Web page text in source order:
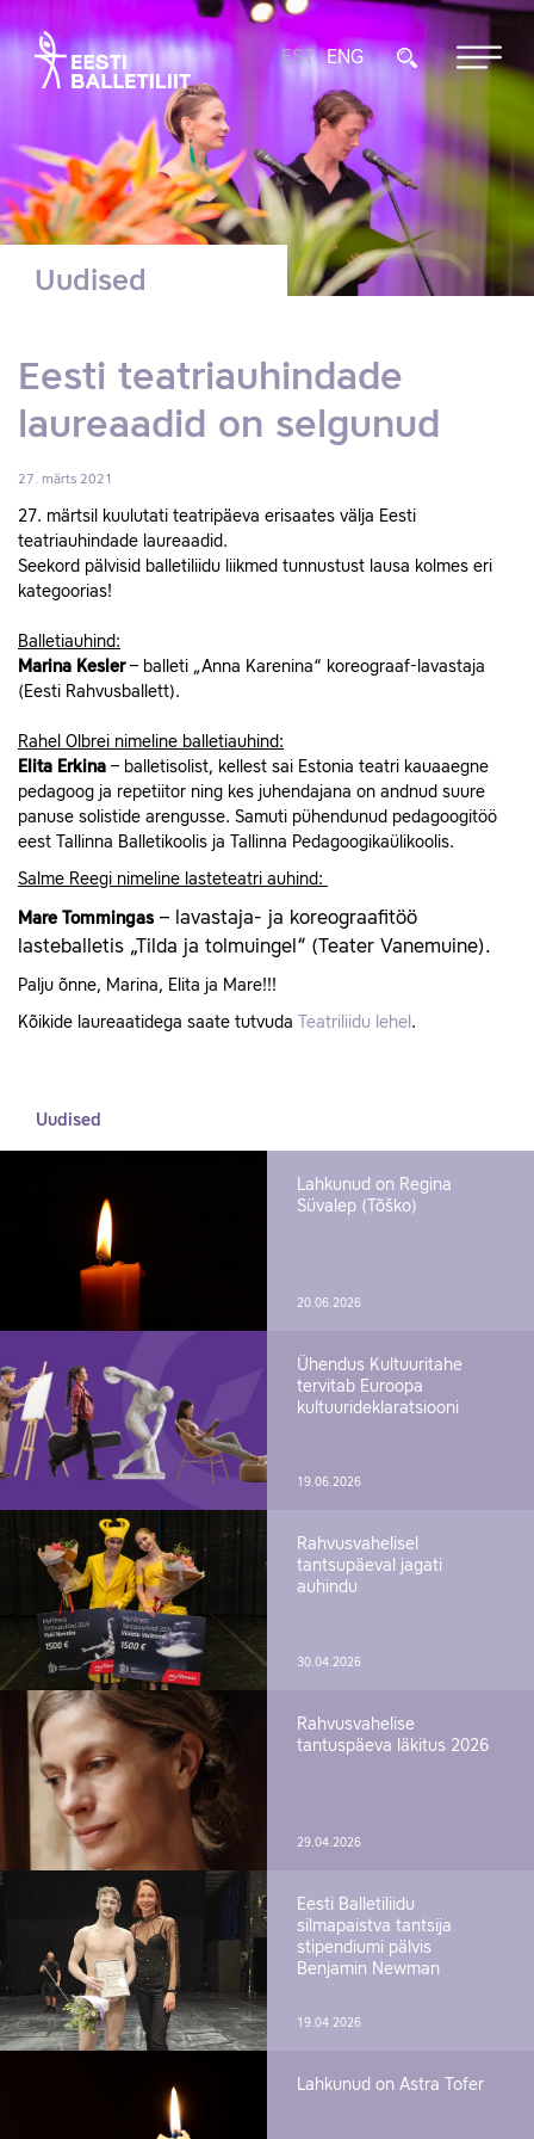
EST ENG
Uudised
Eesti teatriauhindade
laureaadid on selgunud
27. märts 2021
27. märtsil kuulutati teatripäeva erisaates välja Eesti
teatriauhindade laureaadid.
Seekord pälvisid balletiliidu liikmed tunnustust lausa kolmes eri
kategoorias!
Balletiauhind:
Marina Kesler– balleti „Anna Karenina“ koreograaf-lavastaja
(Eesti Rahvusballett).
Rahel Olbrei nimeline balletiauhind:
Elita Erkina – balletisolist, kellest sai Estonia teatri kauaaegne
pedagoog ja repetiitor ning kes juhendajana on andnud suure
panuse solistide arengusse. Samuti pühendunud pedagoogitöö
eest Tallinna Balletikoolis ja Tallinna Pedagoogikaülikoolis.
Salme Reegi nimeline lasteteatri auhind:
Mare Tommingas– lavastaja- ja koreograafitöö
lasteballetis „Tilda ja tolmuingel“ (Teater Vanemuine).
Palju õnne, Marina, Elita ja Mare!!!
Kõikide laureaatidega saate tutvuda Teatriliidu lehel .
Uudised
Lahkunud on Regina
Süvalep (Tõško)
20.06.2026
Ühendus Kultuuritahe
tervitab Euroopa
kultuurideklaratsiooni
19.06.2026
Rahvusvahelisel
tantsupäeval jagati
auhindu
30.04.2026
Rahvusvahelise
tantuspäeva läkitus 2026
29.04.2026
Eesti Balletiliidu
silmapaistva tantsija
stipendiumi pälvis
Benjamin Newman
19.04.2026
Lahkunud on Astra Tofer